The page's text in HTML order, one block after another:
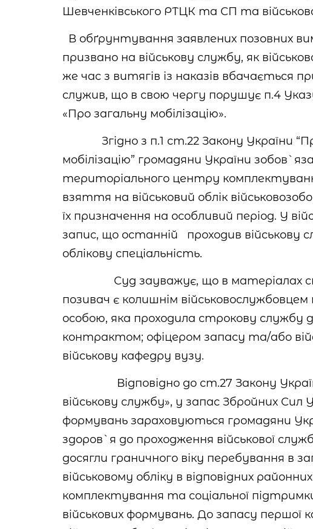
Шевченківського РТЦК та СП та
В обґрунтування заявлених позовних
призвано на військову службу, як
же час з витягів із наказів вбачається
служив, що в свою чергу порушує п.4
«Про загальну мобілізацію».
Згідно з п.1 ст.22 Закону України
мобілізацію” громадяни України
територіального центру
взяття на військовий облік
їх призначення на особливий період. У
запис, що останній проходив військову
облікову спеціальність.
Суд зауважує, що в матеріалах
позивач є колишнім
особою, яка проходила строкову службу
контрактом; офіцером запасу та/або
військову кафедру вузу.
Відповідно до ст.27 Закону
військову службу», у запас Збройних Сил
формувань зараховуються громадяни
здоров`я до проходження військової
досягли граничного віку перебування в
військовому обліку в відповідних
комплектування та соціальної
військових формувань. До запасу першої